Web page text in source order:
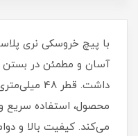
آسان و مطمئن در بستن
داشت. قطر
محصول، استفاده سریع و
می‌کند. کیفیت بالا و